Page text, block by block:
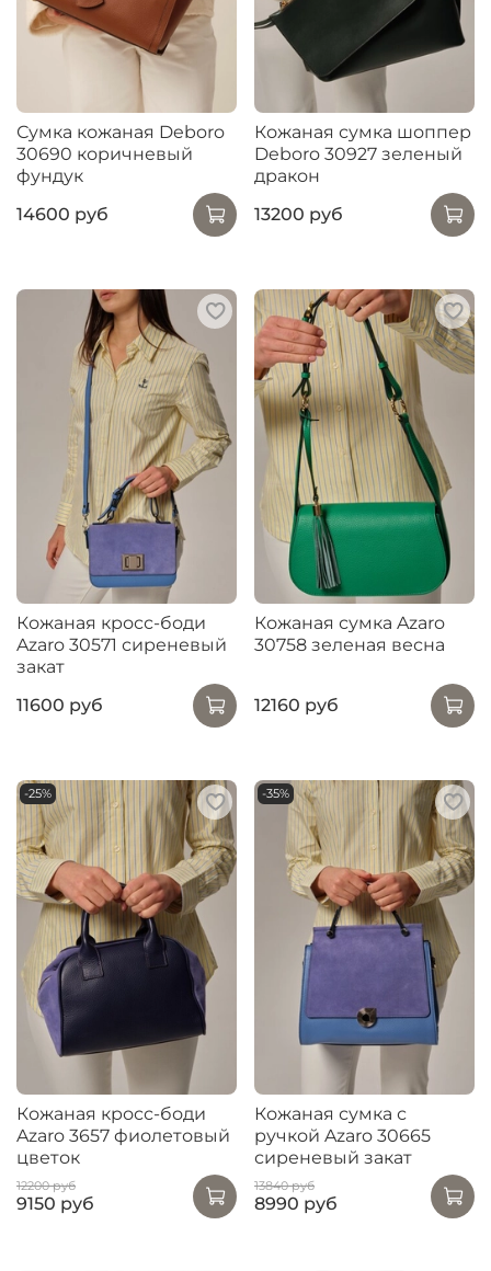
Сумка кожаная Deboro
30690 коричневый
фундук
14600 руб
Кожаная сумка шоппер
Deboro 30927 зеленый
дракон
13200 руб
Кожаная кросс-боди
Azaro 30571 сиреневый
закат
11600 руб
Кожаная сумка Azaro
30758 зеленая весна
12160 руб
-25%
Кожаная кросс-боди
Azaro 3657 фиолетовый
цветок
12200 руб
9150 руб
-35%
Кожаная сумка с
ручкой Azaro 30665
сиреневый закат
13840 руб
8990 руб